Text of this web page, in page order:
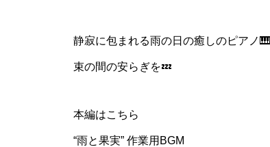
静寂に包まれる雨の日の癒しのピアノ🎹
束の間の安らぎを💤
本編はこちら
“雨と果実” 作業用BGM